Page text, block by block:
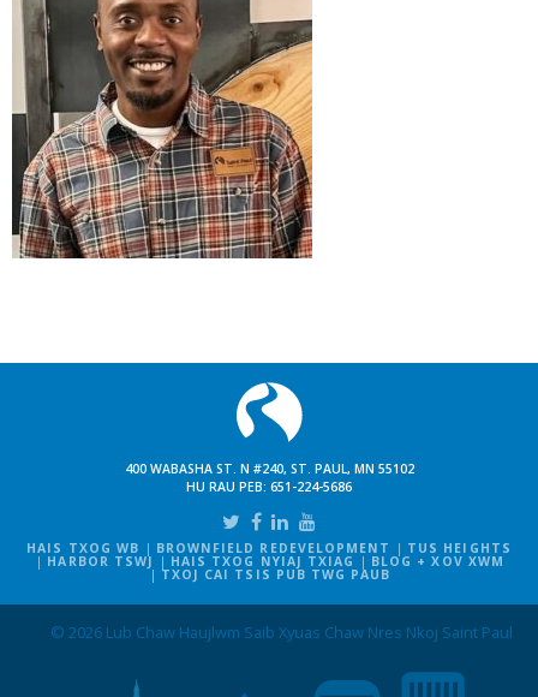
400 WABASHA ST. N #240, ST. PAUL, MN 55102
HU RAU PEB: 651-224-5686
HAIS TXOG WB BROWNFIELD REDEVELOPMENT TUS HEIGHTS
HARBOR TSWJ HAIS TXOG NYIAJ TXIAG BLOG + XOV XWM
TXOJ CAI TSIS PUB TWG PAUB
© 2026 Lub Chaw Haujlwm Saib Xyuas Chaw Nres Nkoj Saint Paul